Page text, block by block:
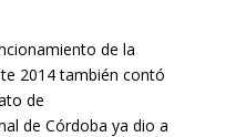
de la
2014 también contó
de
de Córdoba ya dio a